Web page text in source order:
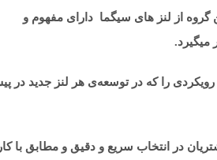
از لنز های سیگما دارای مفهوم و
میگیرد.
را که در توسعه‌ی هر لنز جدید در
در انتخاب سریع و دقیق و مطابق با